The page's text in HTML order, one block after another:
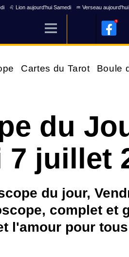
♌ Lion aujourd'hui Samedi ♒ Verseau
Cartes du Tarot Boule
du
7 juillet
du jour,
complet et
l'amour pour